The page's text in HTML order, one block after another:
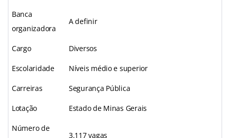
Banca
organizadora
A definir
Cargo Diversos
Escolaridade Níveis médio e superior
Carreiras Segurança Pública
Lotação Estado de Minas Gerais
Número de
3.117 vagas